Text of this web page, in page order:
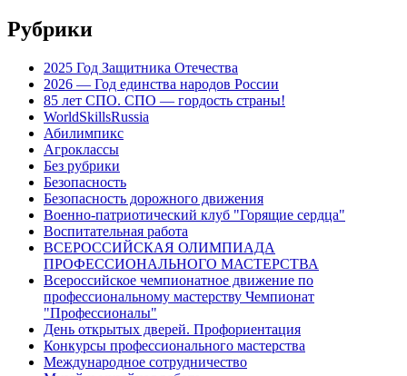
Рубрики
2025 Год Защитника Отечества
2026 — Год единства народов России
85 лет СПО. СПО — гордость страны!
WorldSkillsRussia
Абилимпикс
Агроклассы
Без рубрики
Безопасность
Безопасность дорожного движения
Военно-патриотический клуб "Горящие сердца"
Воспитательная работа
ВСЕРОССИЙСКАЯ ОЛИМПИАДА
ПРОФЕССИОНАЛЬНОГО МАСТЕРСТВА
Всероссийское чемпионатное движение по
профессиональному мастерству Чемпионат
"Профессионалы"
День открытых дверей. Профориентация
Конкурсы профессионального мастерства
Международное сотрудничество